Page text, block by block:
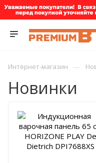
Интернет-магазин —
Новинки